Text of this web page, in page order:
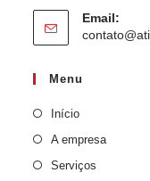
Email:
Menu
Início
A empresa
Serviços